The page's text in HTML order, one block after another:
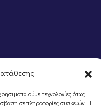
τεχνολογίες όπως
σε πληροφορίες συσκευών. Η